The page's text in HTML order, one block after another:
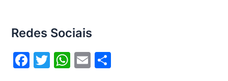
Redes Sociais
F
T
W E